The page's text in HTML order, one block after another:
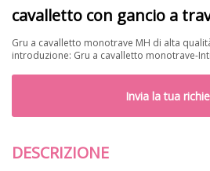
cavalletto con gancio a
Gru a cavalletto monotrave MH di alta
introduzione: Gru a cavalletto monotrave-
Invia la tua
DESCRIZIONE